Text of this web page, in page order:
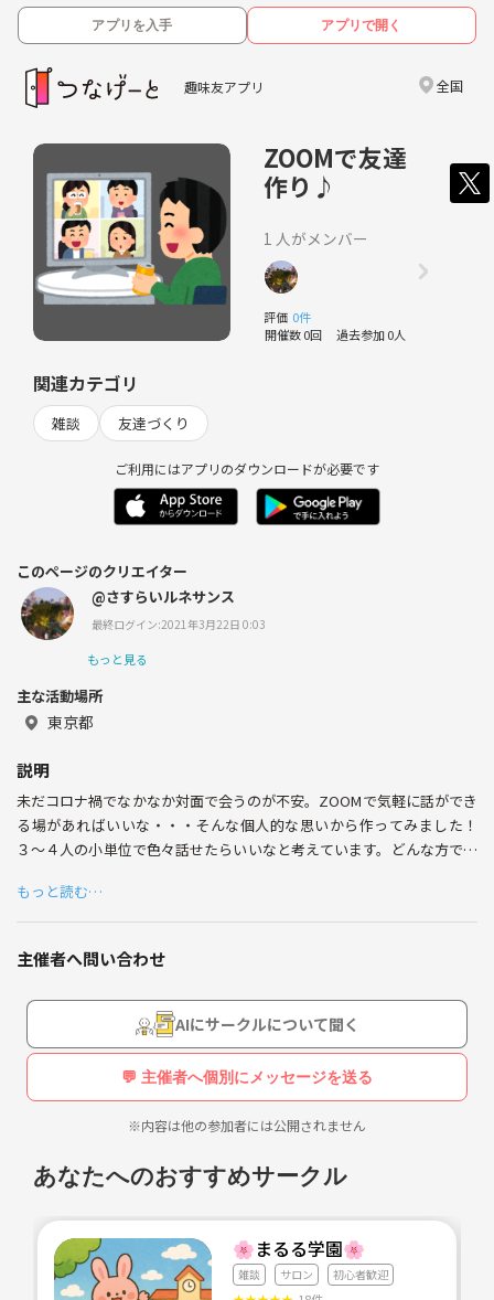
アプリを入手 アプリで開く
趣味友アプリ 全国
ZOOMで友達
作り♪
1 人がメンバー
評価 0件
開催数 0回 過去参加 0人
関連カテゴリ
雑談 友達づくり
ご利用にはアプリのダウンロードが必要です
このページのクリエイター
@さすらいルネサンス
最終ログイン:2021年3月22日 0:03
もっと見る
主な活動場所
東京都
説明
未だコロナ禍でなかなか対面で会うのが不安。ZOOMで気軽に話ができ
る場があればいいな・・・そんな個人的な思いから作ってみました！
３〜４人の小単位で色々話せたらいいなと考えています。どんな方でも
もっと読む…
主催者へ問い合わせ
AIにサークルについて聞く
💬 主催者へ個別にメッセージを送る
※内容は他の参加者には公開されません
あなたへのおすすめサークル
🌸まるる学園🌸
雑談 サロン 初心者歓迎